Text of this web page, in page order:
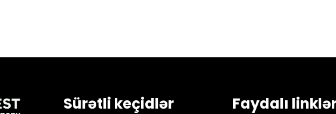
Sürətli keçidlər Faydalı